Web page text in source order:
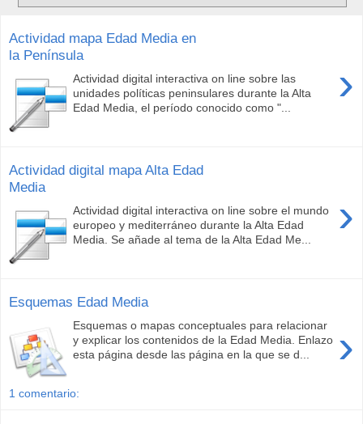
Actividad mapa Edad Media en
la Península
›
Actividad digital interactiva on line sobre las
unidades políticas peninsulares durante la Alta
Edad Media, el período conocido como "...
Actividad digital mapa Alta Edad
Media
›
Actividad digital interactiva on line sobre el mundo
europeo y mediterráneo durante la Alta Edad
Media. Se añade al tema de la Alta Edad Me...
Esquemas Edad Media
›
Esquemas o mapas conceptuales para relacionar
y explicar los contenidos de la Edad Media. Enlazo
esta página desde las página en la que se d...
1 comentario: